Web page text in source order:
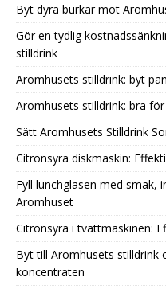
Byt dyra burkar mot
Gör en tydlig
stilldrink
Aromhusets stilldrink: byt
Aromhusets stilldrink: bra
Sätt Aromhusets Stilldrink
Citronsyra diskmaskin:
Fyll lunchglasen med smak,
Aromhuset
Citronsyra i tvättmaskinen:
Byt till Aromhusets stilldrink
koncentraten